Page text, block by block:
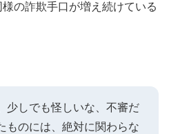
の詐欺手口が増え続けている
少しでも怪しいな、不審だ
ものには、絶対に関わらな